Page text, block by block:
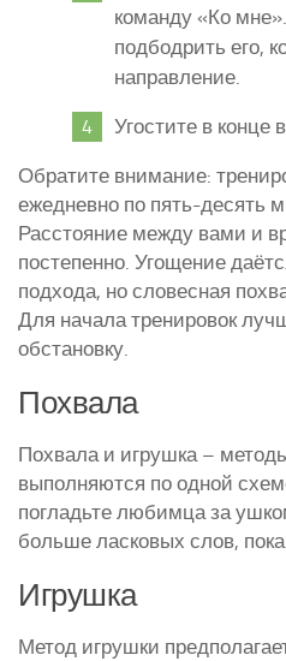
команду «Ко
подбодрить его,
направление.
Угостите в конце
Обратите внимание:
ежедневно по пять-десять
Расстояние между вами и
постепенно. Угощение
подхода, но словесная
Для начала тренировок
обстановку.
Похвала
Похвала и игрушка –
выполняются по одной
погладьте любимца за
больше ласковых слов, пока
Игрушка
Метод игрушки